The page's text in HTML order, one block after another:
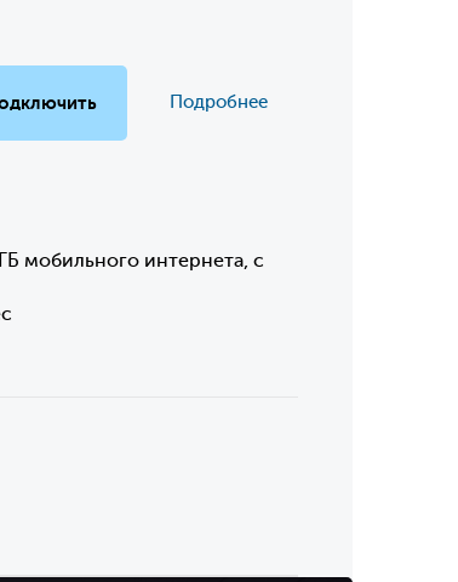
Подробнее
мобильного интернета, с